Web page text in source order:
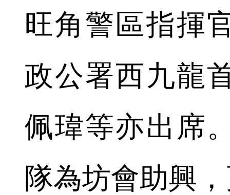
旺角警區指揮
政公署西九龍
佩瑋等亦出席
隊為坊會助興